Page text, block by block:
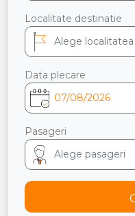
Localitate destinatie
Data plecare
Pasageri